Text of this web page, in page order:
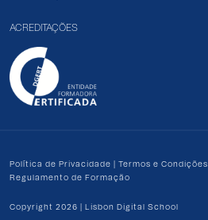
ACREDITAÇÕES
Política de Privacidade Termos e Condições
Regulamento de Formação
Copyright 2026 | Lisbon Digital School